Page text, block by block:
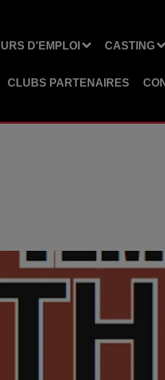
D'EMPLOI CASTING
CLUBS PARTENAIRES